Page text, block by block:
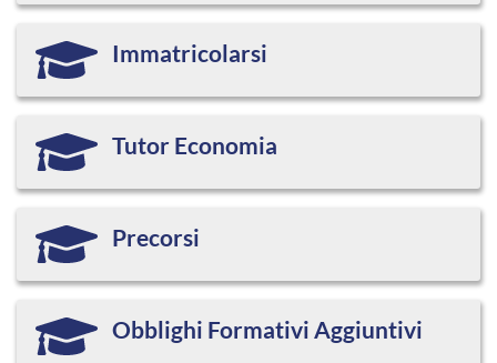
Immatricolarsi
Tutor Economia
Precorsi
Obblighi Formativi Aggiuntivi